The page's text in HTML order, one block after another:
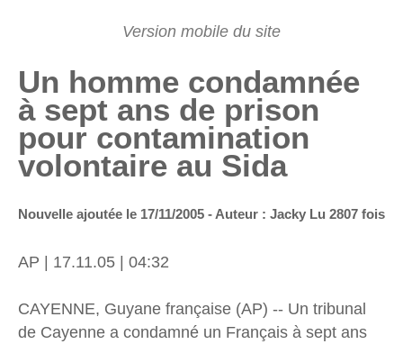
Un homme condamnée
à sept ans de prison
pour contamination
volontaire au Sida
Nouvelle ajoutée le 17/11/2005 - Auteur : Jacky Lu 2807 fois
AP | 17.11.05 | 04:32
CAYENNE, Guyane française (AP) -- Un tribunal
de Cayenne a condamné un Français à sept ans